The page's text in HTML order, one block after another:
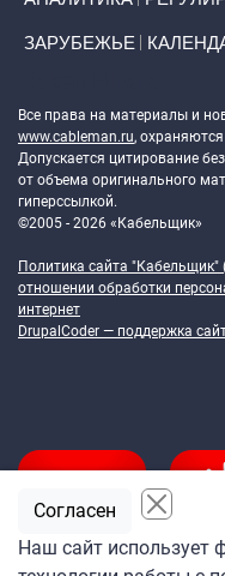
ЗАРУБЕЖЬЕ
Все права на материалы и
www.cableman.ru,
Допускается цитирование
от объема оригинального
гиперссылкой.
©2005 - 2026 «Кабельщик»
Политика сайта "Кабельщик"
отношении обработки
интернет
DrupalCoder — поддержка
Наш сайт использует
Согласен